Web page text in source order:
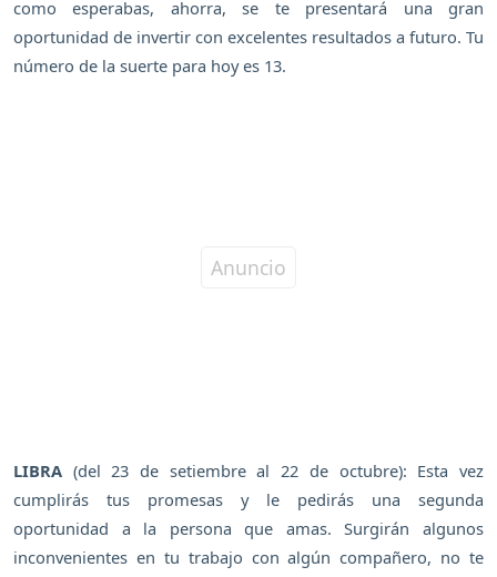
como esperabas, ahorra, se te presentará una gran
oportunidad de invertir con excelentes resultados a futuro. Tu
número de la suerte para hoy es 13.
LIBRA (del 23 de setiembre al 22 de octubre): Esta vez
cumplirás tus promesas y le pedirás una segunda
oportunidad a la persona que amas. Surgirán algunos
inconvenientes en tu trabajo con algún compañero, no te